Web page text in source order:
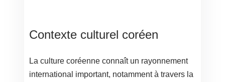
Contexte culturel coréen
La culture coréenne connaît un rayonnement
international important, notamment à travers la